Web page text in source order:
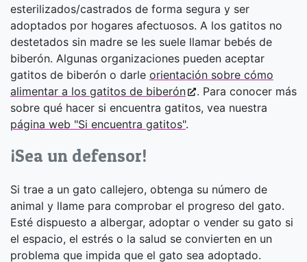
esterilizados/castrados de forma segura y ser
adoptados por hogares afectuosos. A los gatitos no
destetados sin madre se les suele llamar bebés de
biberón. Algunas organizaciones pueden aceptar
gatitos de biberón o darle orientación sobre cómo
alimentar a los gatitos de biberón
. Para conocer más
sobre qué hacer si encuentra gatitos, vea nuestra
página web "Si encuentra gatitos".
¡Sea un defensor!
Si trae a un gato callejero, obtenga su número de
animal y llame para comprobar el progreso del gato.
Esté dispuesto a albergar, adoptar o vender su gato si
el espacio, el estrés o la salud se convierten en un
problema que impida que el gato sea adoptado.